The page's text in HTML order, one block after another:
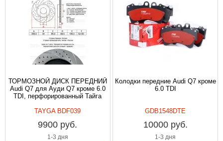
ТОРМОЗНОЙ ДИСК ПЕРЕДНИЙ
Audi Q7 для Ауди Q7 кроме 6.0
TDI, перфорированный Тайга
TAYGA BDF039
9900 руб.
1-3 дня
Колодки передние Audi Q7 кроме
6.0 TDI
GDB1548DTE
10000 руб.
1-3 дня